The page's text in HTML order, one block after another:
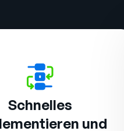
Schnelles
und